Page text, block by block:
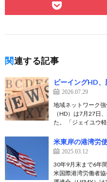
関連する記事
ビーイングHD
2026.07.29
地域ネットワーク
（HD）は7月27日
た。 「ジェイユウ
米東岸の港湾労
2025.03.12
30年9月末まで6年
米国際港湾労働者